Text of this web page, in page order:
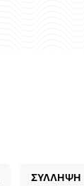
ΣΥΛΛΗΨΗ